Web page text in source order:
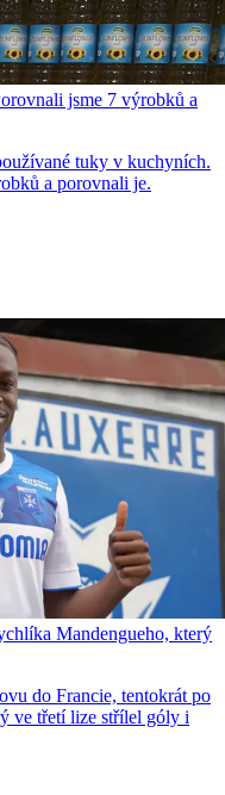
jsme 7 výrobků a
tuky v kuchyních.
a porovnali je.
Mandengueho, který
do Francie, tentokrát po
ve třetí lize střílel góly i